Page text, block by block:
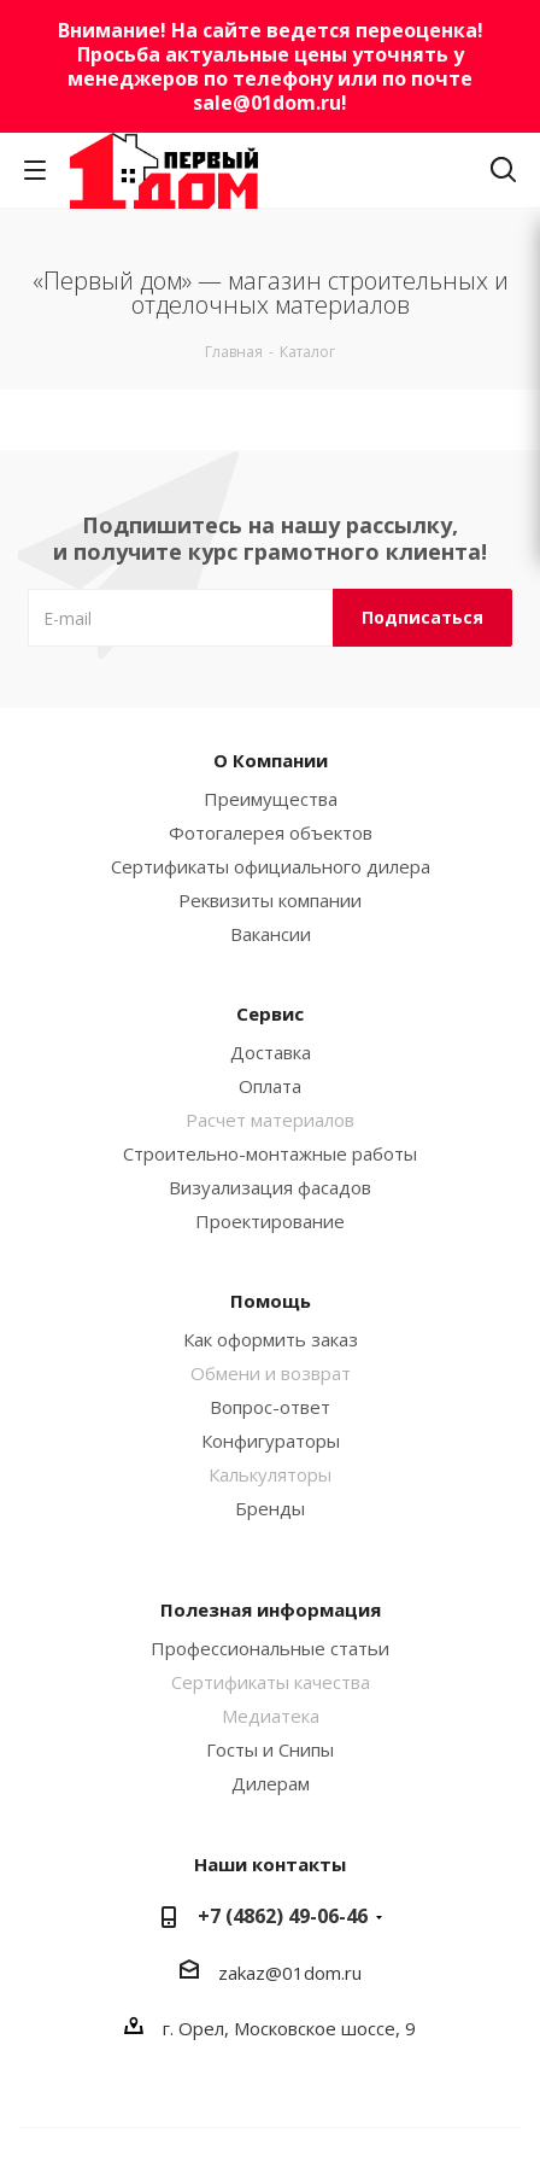
Внимание! На сайте ведется переоценка!
Просьба актуальные цены уточнять у
менеджеров по телефону или по почте
sale@01dom.ru!
«Первый дом» — магазин строительных и
отделочных материалов
Главная - Каталог
Подпишитесь на нашу рассылку,
и получите курс грамотного клиента!
О Компании
Преимущества
Фотогалерея объектов
Сертификаты официального дилера
Реквизиты компании
Вакансии
Сервис
Доставка
Оплата
Расчет материалов
Строительно-монтажные работы
Визуализация фасадов
Проектирование
Помощь
Как оформить заказ
Обмени и возврат
Вопрос-ответ
Конфигураторы
Калькуляторы
Бренды
Полезная информация
Профессиональные статьи
Сертификаты качества
Медиатека
Госты и Снипы
Дилерам
Наши контакты
+7 (4862) 49-06-46
zakaz@01dom.ru
г. Орел, Московское шоссе, 9